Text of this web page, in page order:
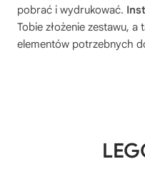
pobrać i wydrukować.
Tobie złożenie zestawu,
elementów potrzebnych